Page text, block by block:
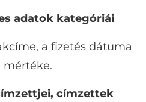
adatok kategóriái
a fizetés dátuma
mértéke.
címzettek